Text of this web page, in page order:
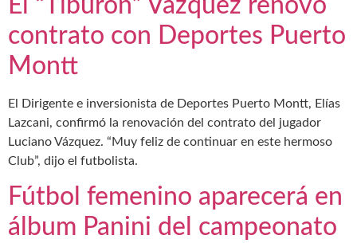
El “Tiburón” Vázquez renovó
contrato con Deportes Puerto
Montt
El Dirigente e inversionista de Deportes Puerto Montt, Elías
Lazcani, confirmó la renovación del contrato del jugador
Luciano Vázquez. “Muy feliz de continuar en este hermoso
Club”, dijo el futbolista.
Fútbol femenino aparecerá en
álbum Panini del campeonato